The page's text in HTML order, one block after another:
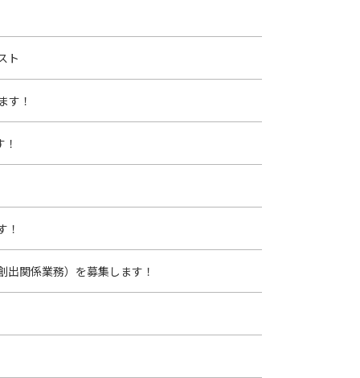
ト
す！
！
出関係業務）を募集します！